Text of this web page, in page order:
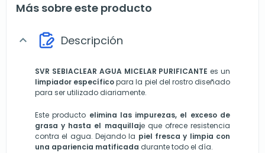
Más sobre este producto
expand_more Descripción
SVR SEBIACLEAR AGUA MICELAR PURIFICANTE es un
limpiador específicopara la piel del rostro diseñado
para ser utilizado diariamente.
Este producto elimina las impurezas, el exceso de
grasa y hasta el maquillaje que ofrece resistencia
contra el agua. Dejando la piel fresca y limpia con
una apariencia matificada durante todo el día.